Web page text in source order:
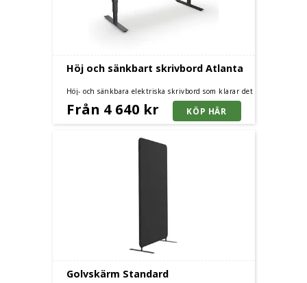
Höj och sänkbart skrivbord Atlanta
Höj- och sänkbara elektriska skrivbord som klarar det
lilla extra. Rak skiva och flera olika storlekar och
färger.
Från 4 640 kr
Golvskärm Standard